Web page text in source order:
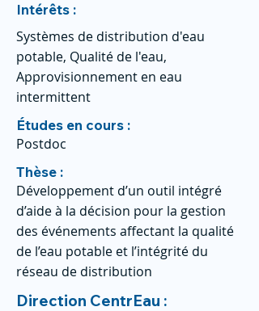
Intérêts :
Systèmes de distribution d'eau
potable, Qualité de l'eau,
Approvisionnement en eau
intermittent
Études en cours :
Postdoc
Thèse :
Développement d’un outil intégré
d’aide à la décision pour la gestion
des événements affectant la qualité
de l’eau potable et l’intégrité du
réseau de distribution
Direction CentrEau :